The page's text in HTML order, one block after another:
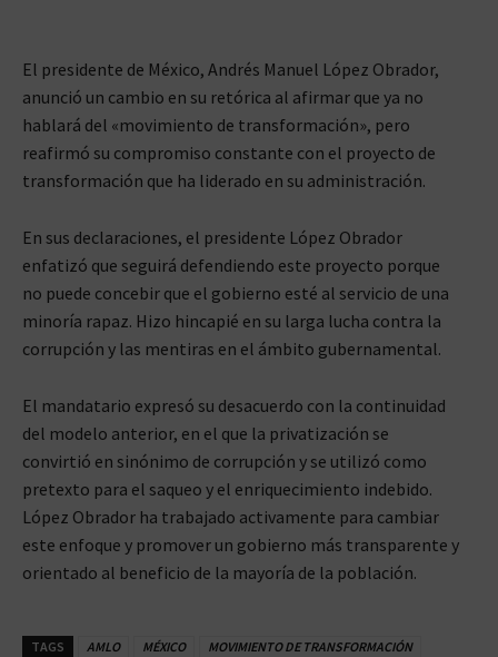
El presidente de México, Andrés Manuel López Obrador,
anunció un cambio en su retórica al afirmar que ya no
hablará del «movimiento de transformación», pero
reafirmó su compromiso constante con el proyecto de
transformación que ha liderado en su administración.
En sus declaraciones, el presidente López Obrador
enfatizó que seguirá defendiendo este proyecto porque
no puede concebir que el gobierno esté al servicio de una
minoría rapaz. Hizo hincapié en su larga lucha contra la
corrupción y las mentiras en el ámbito gubernamental.
El mandatario expresó su desacuerdo con la continuidad
del modelo anterior, en el que la privatización se
convirtió en sinónimo de corrupción y se utilizó como
pretexto para el saqueo y el enriquecimiento indebido.
López Obrador ha trabajado activamente para cambiar
este enfoque y promover un gobierno más transparente y
orientado al beneficio de la mayoría de la población.
TAGS AMLO MÉXICO MOVIMIENTO DE TRANSFORMACIÓN